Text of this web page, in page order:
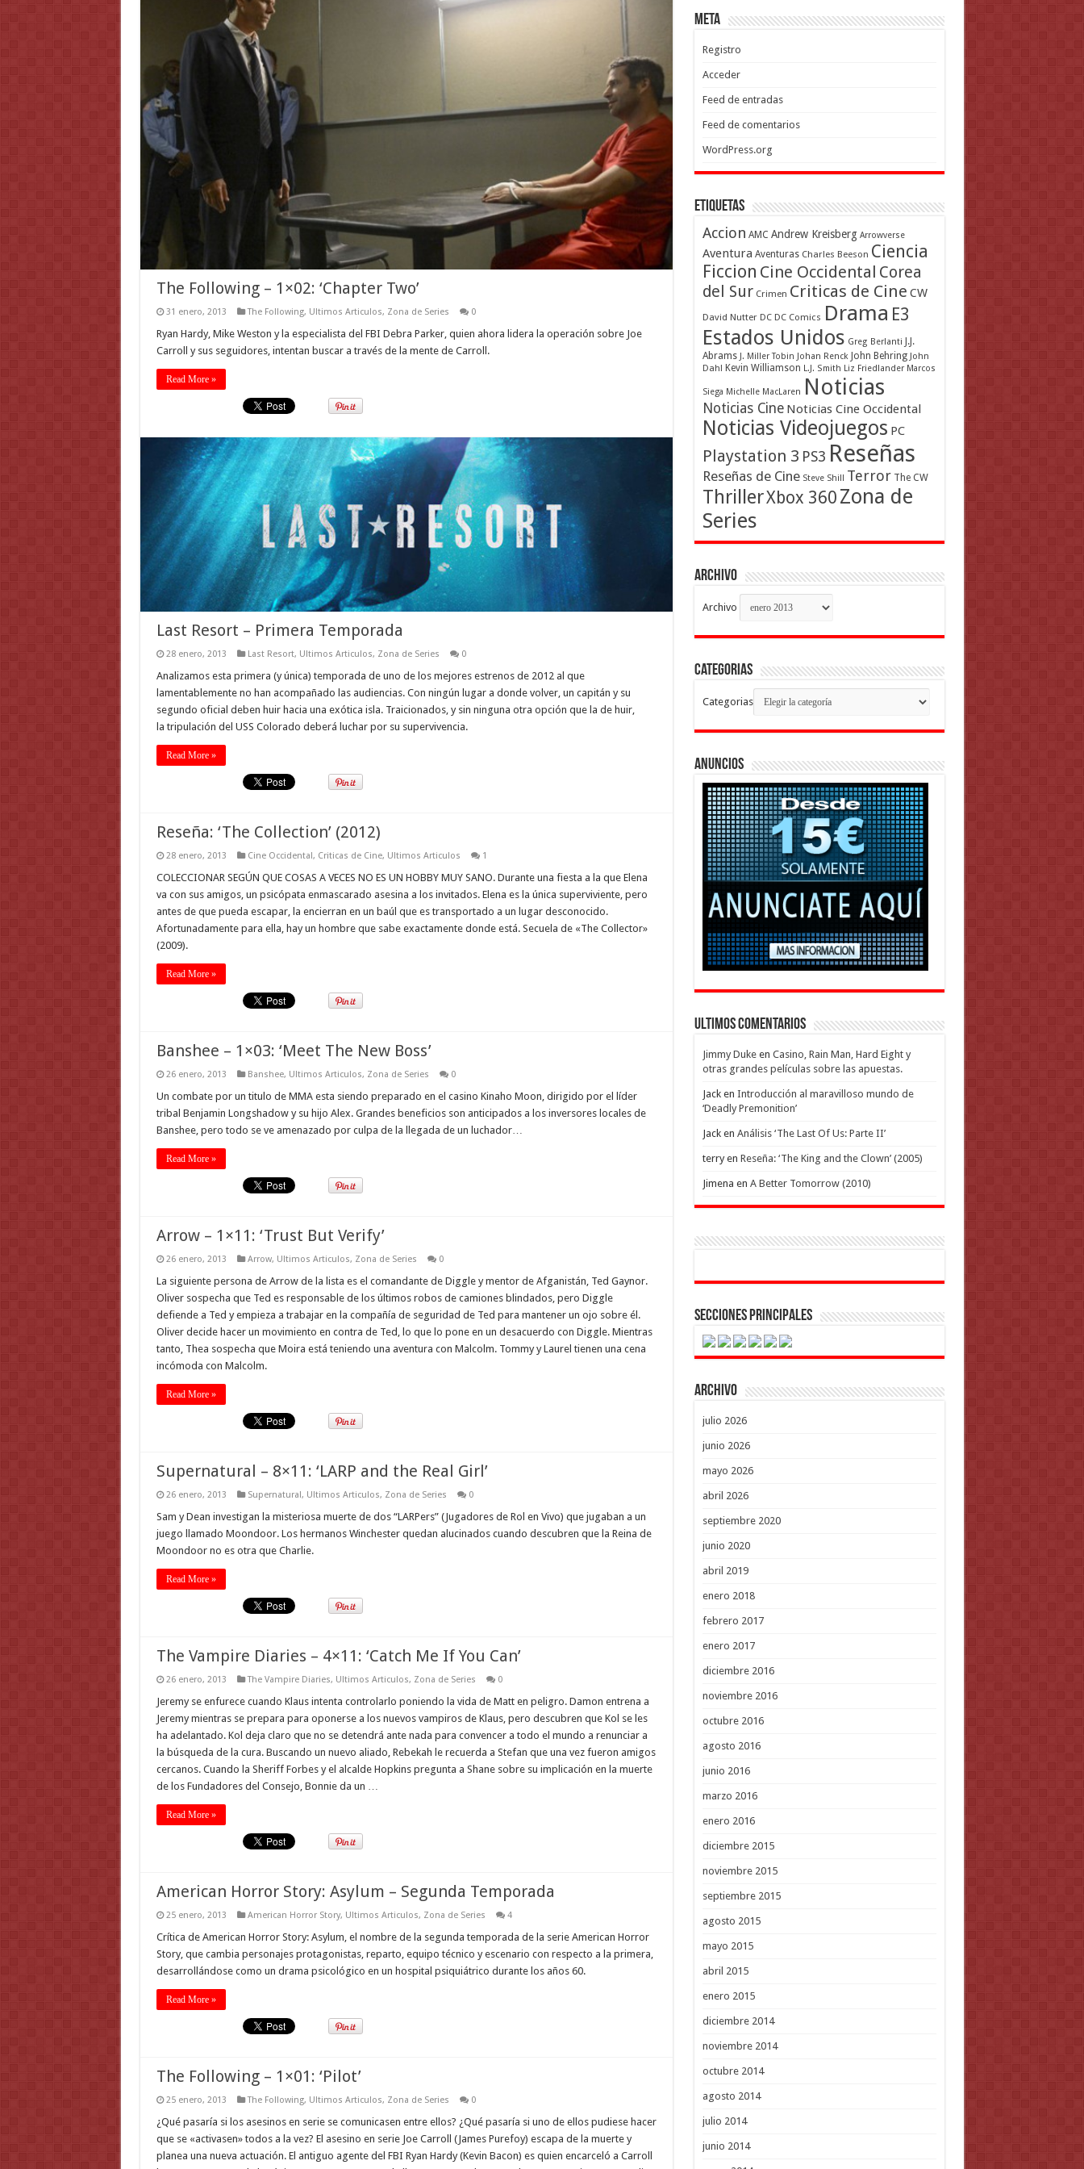
The Following – 1×02: ‘Chapter Two’
31 enero, 2013 The Following, Ultimos Articulos, Zona de Series 0
Ryan Hardy, Mike Weston y la especialista del FBI Debra Parker, quien ahora lidera la operación sobre Joe
Carroll y sus seguidores, intentan buscar a través de la mente de Carroll.
Read More »
Last Resort – Primera Temporada
28 enero, 2013 Last Resort, Ultimos Articulos, Zona de Series 0
Analizamos esta primera (y única) temporada de uno de los mejores estrenos de 2012 al que
lamentablemente no han acompañado las audiencias. Con ningún lugar a donde volver, un capitán y su
segundo oficial deben huir hacia una exótica isla. Traicionados, y sin ninguna otra opción que la de huir,
la tripulación del USS Colorado deberá luchar por su supervivencia.
Read More »
Reseña: ‘The Collection’ (2012)
28 enero, 2013 Cine Occidental , Criticas de Cine, Ultimos Articulos 1
COLECCIONAR SEGÚN QUE COSAS A VECES NO ES UN HOBBY MUY SANO. Durante una fiesta a la que Elena
va con sus amigos, un psicópata enmascarado asesina a los invitados. Elena es la única superviviente, pero
antes de que pueda escapar, la encierran en un baúl que es transportado a un lugar desconocido.
Afortunadamente para ella, hay un hombre que sabe exactamente donde está. Secuela de «The Collector»
(2009).
Read More »
Banshee – 1×03: ‘Meet The New Boss’
26 enero, 2013 Banshee, Ultimos Articulos, Zona de Series 0
Un combate por un titulo de MMA esta siendo preparado en el casino Kinaho Moon, dirigido por el líder
tribal Benjamin Longshadow y su hijo Alex. Grandes beneficios son anticipados a los inversores locales de
Banshee, pero todo se ve amenazado por culpa de la llegada de un luchador…
Read More »
Arrow – 1×11: ‘Trust But Verify’
26 enero, 2013 Arrow, Ultimos Articulos, Zona de Series 0
La siguiente persona de Arrow de la lista es el comandante de Diggle y mentor de Afganistán, Ted Gaynor.
Oliver sospecha que Ted es responsable de los últimos robos de camiones blindados, pero Diggle
defiende a Ted y empieza a trabajar en la compañía de seguridad de Ted para mantener un ojo sobre él.
Oliver decide hacer un movimiento en contra de Ted, lo que lo pone en un desacuerdo con Diggle. Mientras
tanto, Thea sospecha que Moira está teniendo una aventura con Malcolm. Tommy y Laurel tienen una cena
incómoda con Malcolm.
Read More »
Supernatural – 8×11: ‘LARP and the Real Girl’
26 enero, 2013 Supernatural , Ultimos Articulos, Zona de Series 0
Sam y Dean investigan la misteriosa muerte de dos “LARPers” (Jugadores de Rol en Vivo) que jugaban a un
juego llamado Moondoor. Los hermanos Winchester quedan alucinados cuando descubren que la Reina de
Moondoor no es otra que Charlie.
Read More »
The Vampire Diaries – 4×11: ‘Catch Me If You Can’
26 enero, 2013 The Vampire Diaries, Ultimos Articulos, Zona de Series 0
Jeremy se enfurece cuando Klaus intenta controlarlo poniendo la vida de Matt en peligro. Damon entrena a
Jeremy mientras se prepara para oponerse a los nuevos vampiros de Klaus, pero descubren que Kol se les
ha adelantado. Kol deja claro que no se detendrá ante nada para convencer a todo el mundo a renunciar a
la búsqueda de la cura. Buscando un nuevo aliado, Rebekah le recuerda a Stefan que una vez fueron amigos
cercanos. Cuando la Sheriff Forbes y el alcalde Hopkins pregunta a Shane sobre su implicación en la muerte
de los Fundadores del Consejo, Bonnie da un …
Read More »
American Horror Story: Asylum – Segunda Temporada
25 enero, 2013 American Horror Story, Ultimos Articulos, Zona de Series 4
Crítica de American Horror Story: Asylum, el nombre de la segunda temporada de la serie American Horror
Story, que cambia personajes protagonistas, reparto, equipo técnico y escenario con respecto a la primera,
desarrollándose como un drama psicológico en un hospital psiquiátrico durante los años 60.
Read More »
The Following – 1×01: ‘Pilot’
25 enero, 2013 The Following, Ultimos Articulos, Zona de Series 0
¿Qué pasaría si los asesinos en serie se comunicasen entre ellos? ¿Qué pasaría si uno de ellos pudiese hacer
que se «activasen» todos a la vez? El asesino en serie Joe Carroll (James Purefoy) escapa de la muerte y
planea una nueva actuación. El antiguo agente del FBI Ryan Hardy (Kevin Bacon) es quien encarceló a Carroll
Meta
Registro
Acceder
Feed de entradas
Feed de comentarios
WordPress.org
Etiquetas
Accion AMC Andrew Kreisberg Arrowverse
Aventura Aventuras Charles Beeson Ciencia
Ficcion Cine Occidental Corea
del Sur Crimen Criticas de Cine CW
David Nutter DC DC Comics Drama E3
Estados Unidos Greg Berlanti
J.J.
Abrams J. Miller Tobin Johan Renck John Behring John
Dahl Kevin Williamson L.J. Smith Liz Friedlander Marcos
Siega Michelle MacLaren Noticias
Noticias Cine Noticias Cine Occidental
Noticias Videojuegos PC
Playstation 3 PS3 Reseñas
Reseñas de Cine Steve Shill Terror The CW
ThrillerXbox 360 Zona de
Series
Archivo
Archivo
Categorias
Categorias
Anuncios
Ultimos Comentarios
Jimmy Dukeen Casino, Rain Man, Hard Eight y
otras grandes películas sobre las apuestas.
Jacken Introducción al maravilloso mundo de
‘Deadly Premonition’
Jacken Análisis ‘The Last Of Us: Parte II’
terryen Reseña: ‘The King and the Clown’ (2005)
Jimena en A Better Tomorrow (2010)
Secciones Principales
Archivo
julio 2026
junio 2026
mayo 2026
abril 2026
septiembre 2020
junio 2020
abril 2019
enero 2018
febrero 2017
enero 2017
diciembre 2016
noviembre 2016
octubre 2016
agosto 2016
junio 2016
marzo 2016
enero 2016
diciembre 2015
noviembre 2015
septiembre 2015
agosto 2015
mayo 2015
abril 2015
enero 2015
diciembre 2014
noviembre 2014
octubre 2014
agosto 2014
julio 2014
junio 2014